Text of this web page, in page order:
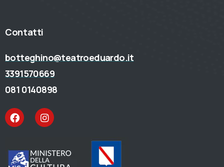
Contatti
botteghino@teatroeduardo.it
3391570669
081 0140898